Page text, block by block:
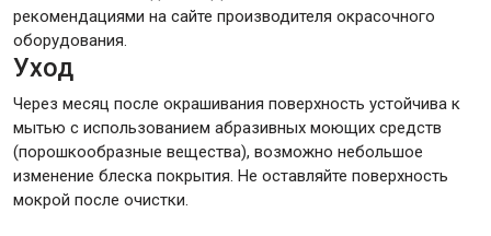
рекомендациями на сайте производителя окрасочного
оборудования.
Уход
Через месяц после окрашивания поверхность устойчива к
мытью с использованием абразивных моющих средств
(порошкообразные вещества), возможно небольшое
изменение блеска покрытия. Не оставляйте поверхность
мокрой после очистки.